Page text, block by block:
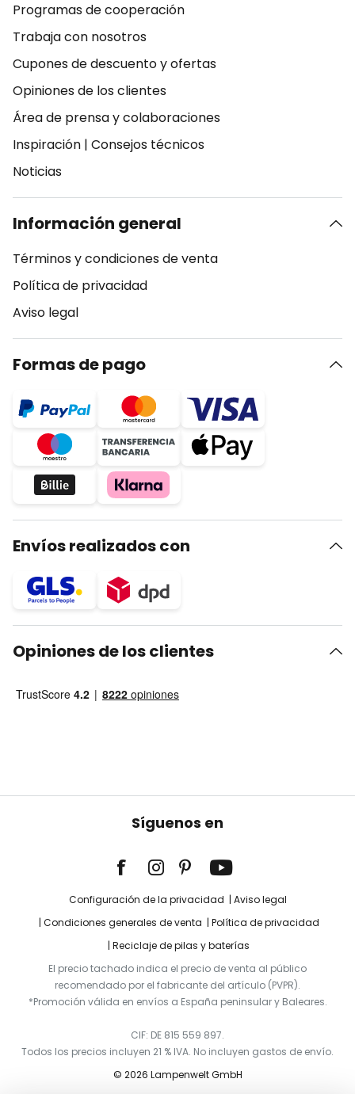
Programas de cooperación
Trabaja con nosotros
Cupones de descuento y ofertas
Opiniones de los clientes
Área de prensa y colaboraciones
Inspiración | Consejos técnicos
Noticias
Información general
Términos y condiciones de venta
Política de privacidad
Aviso legal
Formas de pago
Envíos realizados con
Opiniones de los clientes
Síguenos en
Configuración de la privacidad
Aviso legal
Condiciones generales de venta
Política de privacidad
Reciclaje de pilas y baterías
El precio tachado indica el precio de venta al público
recomendado por el fabricante del artículo (PVPR).
*Promoción válida en envíos a España peninsular y Baleares.
CIF: DE 815 559 897.
Todos los precios incluyen 21 % IVA. No incluyen gastos de envío.
© 2026 Lampenwelt GmbH